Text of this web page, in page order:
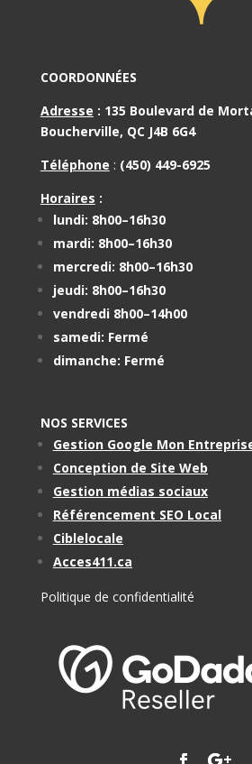
COORDONNÉES
Adresse : 135 Boulevard de
Boucherville, QC J4B 6G4
Téléphone : (450) 449-6925
Horaires :
lundi: 8h00–16h30
mardi: 8h00–16h30
mercredi: 8h00–16h30
jeudi: 8h00–16h30
vendredi 8h00–14h00
samedi: Fermé
dimanche: Fermé
NOS SERVICES
Gestion Google Mon
Conception de Site Web
Gestion médias sociaux
Référencement SEO Local
Ciblelocale
Acces411.ca
Politique de confidentialité